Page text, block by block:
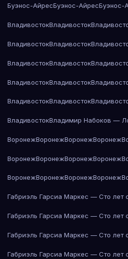
Буэнос-АйресБуэнос-АйресБуэнос-
ВладивостокВладивосток
ВладивостокВладивосток
ВладивостокВладивосток
ВладивостокВладивосток
ВладивостокВладивосток
ВладивостокВладимир Набоков —
ВоронежВоронежВоронежВоронеж
ВоронежВоронежВоронежВоронеж
ВоронежВоронежВоронежВоронеж
Габриэль Гарсиа Маркес — Сто лет
Габриэль Гарсиа Маркес — Сто лет
Габриэль Гарсиа Маркес — Сто лет
Габриэль Гарсиа Маркес — Сто лет